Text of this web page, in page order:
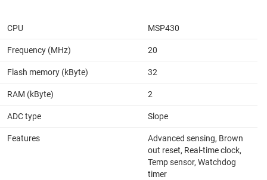
CPU MSP430
Frequency (MHz) 20
Flash memory (kByte) 32
RAM (kByte) 2
ADC type Slope
Features
Advanced sensing, Brown
out reset, Real-time clock,
Temp sensor, Watchdog
timer